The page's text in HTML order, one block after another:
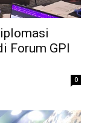
Forum GPI
0